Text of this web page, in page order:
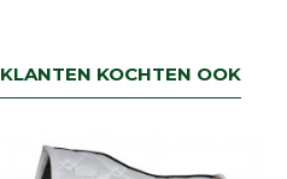
KLANTEN KOCHTEN OOK